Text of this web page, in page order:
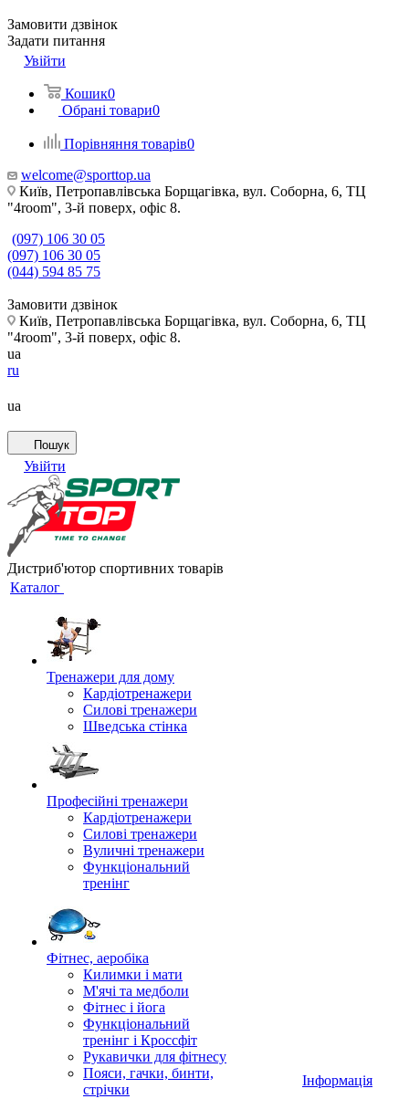
Замовити дзвінок
Задати питання
Увійти
Кошик0
Обрані товари0
Порівняння товарів0
welcome@sporttop.ua
Київ, Петропавлівська Борщагівка, вул. Соборна, 6, ТЦ
"4room", 3-й поверх, офіс 8.
(097) 106 30 05
(097) 106 30 05
(044) 594 85 75
Замовити дзвінок
Київ, Петропавлівська Борщагівка, вул. Соборна, 6, ТЦ
"4room", 3-й поверх, офіс 8.
ua
ru
ua
Пошук
Увійти
Дистриб'ютор спортивних товарів
Каталог
Тренажери для дому
Кардіотренажери
Силові тренажери
Шведська стінка
Професійні тренажери
Кардіотренажери
Силові тренажери
Вуличні тренажери
Функціональний
тренінг
Фітнес, аеробіка
Килимки і мати
М'ячі та медболи
Фітнес і йога
Функціональний
тренінг і Кроссфіт
Рукавички для фітнесу
Пояси, гачки, бинти,
стрічки
Інформація